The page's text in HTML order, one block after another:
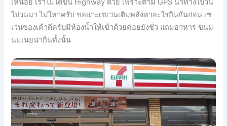
เหนื่อย เราไม่ได้ขึ้น Highway ด้วย เพราะตาม GPS นำทางไปวน
ไปวนมา ไม่ไหวครับ ขอแวะเซเว่นเติมพลังหาอะไรกินกันก่อน เซ
เว่นของเค้าดีครับมีห้องน้ำให้เข้าด้วยค่อยยังชั่ว แถมอาหาร ขนม
นมเนยน่ากินทั้งนั้น